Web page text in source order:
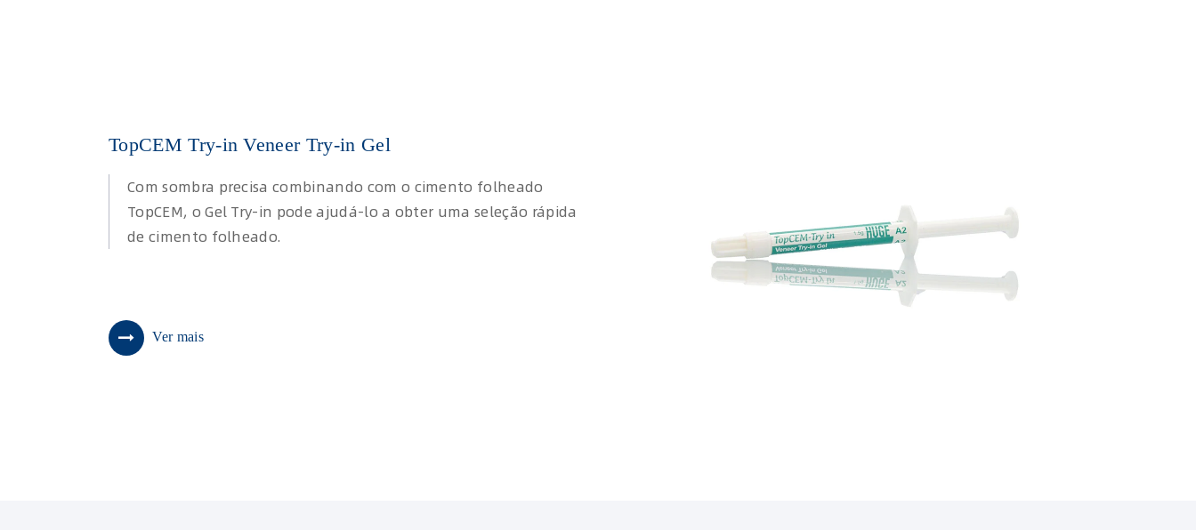
TopCEM Try-in Veneer Try-in Gel
Com sombra precisa combinando com o cimento folheado
TopCEM, o Gel Try-in pode ajudá-lo a obter uma seleção rápida
de cimento folheado.
Ver mais